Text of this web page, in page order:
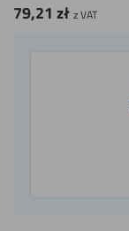
79,21 zł z VAT